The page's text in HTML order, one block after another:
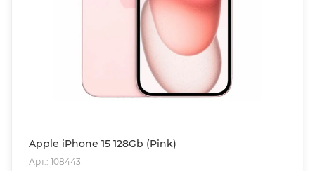
Apple iPhone 15 128Gb (Pink)
Арт.: 108443